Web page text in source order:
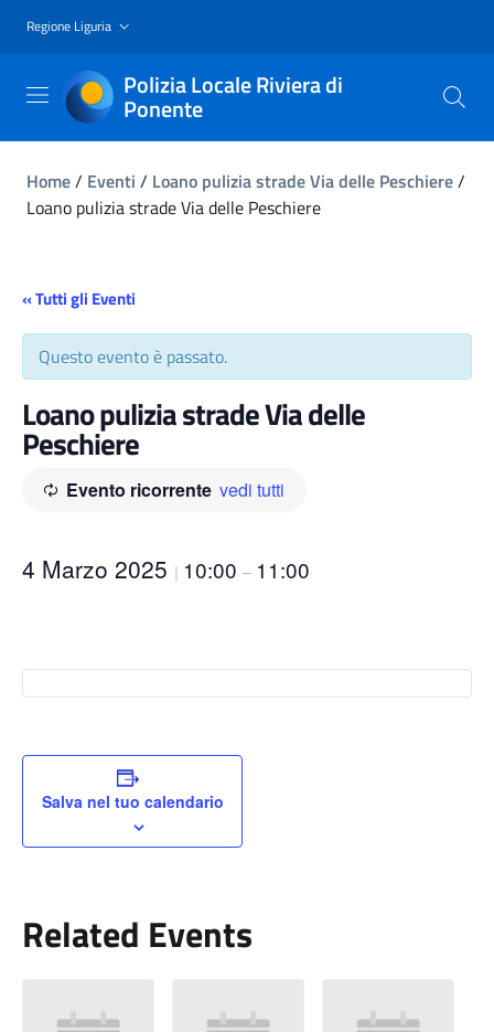
Regione Liguria
Polizia Locale Riviera di
Ponente
Home/ Eventi / Loano pulizia strade Via delle Peschiere/
Loano pulizia strade Via delle Peschiere
« Tutti gli Eventi
Questo evento è passato.
Loano pulizia strade Via delle
Peschiere
Evento ricorrente vedi tutti
4 Marzo 2025 | 10:00 – 11:00
Salva nel tuo calendario
Related Events